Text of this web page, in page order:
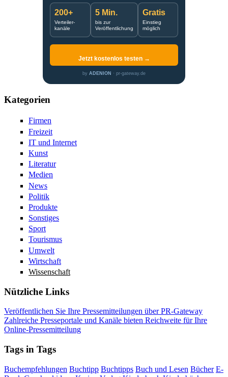
200+
Verteiler-
kanäle
5 Min.
bis zur
Veröffentlichung
Gratis
Einstieg
möglich
Jetzt kostenlos testen →
by ADENION · pr-gateway.de
Kategorien
Firmen
Freizeit
IT und Internet
Kunst
Literatur
Medien
News
Politik
Produkte
Sonstiges
Sport
Tourismus
Umwelt
Wirtschaft
Wissenschaft
Nützliche Links
Veröffentlichen Sie Ihre Pressemitteilungen über PR-Gateway
Zahlreiche Presseportale und Kanäle bieten Reichweite für Ihre
Online-Pressemitteilung
Tags in Tags
Buchempfehlungen Buchtipp Buchtipps Buch und Lesen Bücher E-